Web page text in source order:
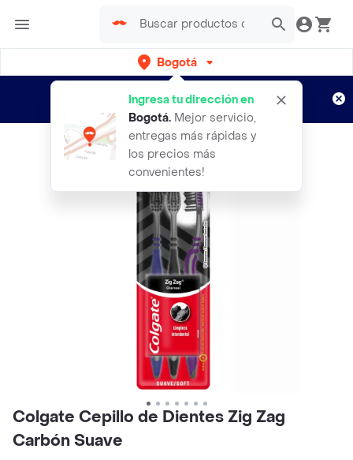
Bogotá
Ingresa tu dirección en
Bogotá. Mejor servicio,
entregas más rápidas y
los precios más
convenientes!
envíos gratis por semanas
Aplican TyC
Colgate Cepillo de Dientes Zig Zag
Carbón Suave